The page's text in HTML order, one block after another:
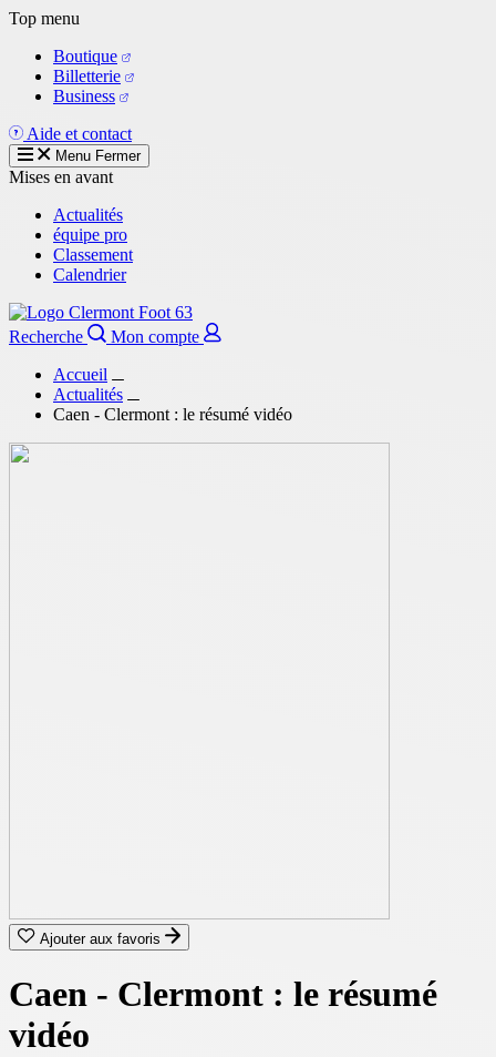
Aller
contenu
principal
Top menu
Boutique
Billetterie
Business
Aide et contact
Menu Fermer
Mises en avant
Actualités
équipe pro
Classement
Calendrier
Recherche
Mon compte
Accueil
Actualités
Caen - Clermont : le résumé vidéo
Ajouter aux favoris
Caen - Clermont : le résumé
vidéo